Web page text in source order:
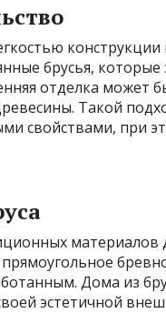
брусья,
отделка может
Такой
свойствами, при
материалов
Дома из
эстетичной